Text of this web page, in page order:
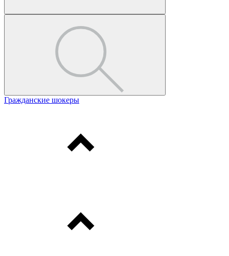
Гражданские шокеры